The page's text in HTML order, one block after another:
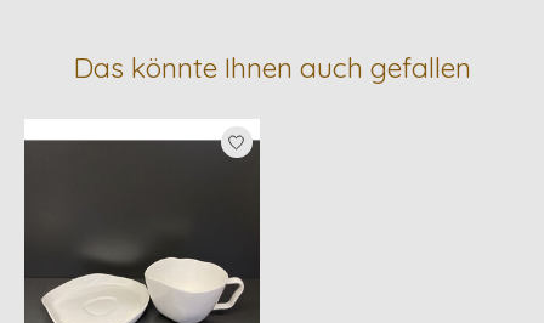
Das könnte Ihnen auch gefallen
Produkt-Karussell-Artikel